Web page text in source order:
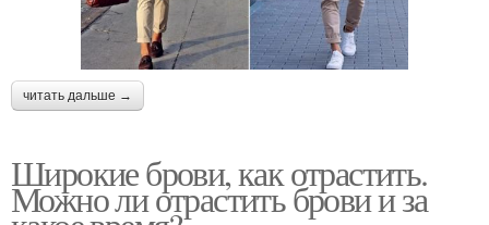
читать дальше →
Широкие брови, как отрастить.
Можно ли отрастить брови и за